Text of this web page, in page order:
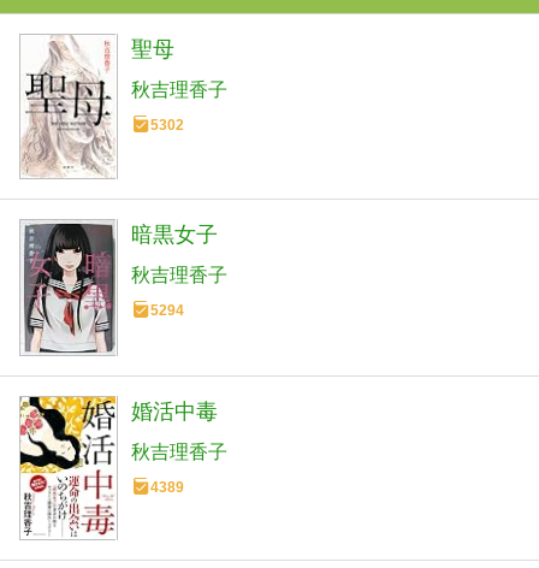
聖母
秋吉理香子
5302
暗黒女子
秋吉理香子
5294
婚活中毒
秋吉理香子
4389